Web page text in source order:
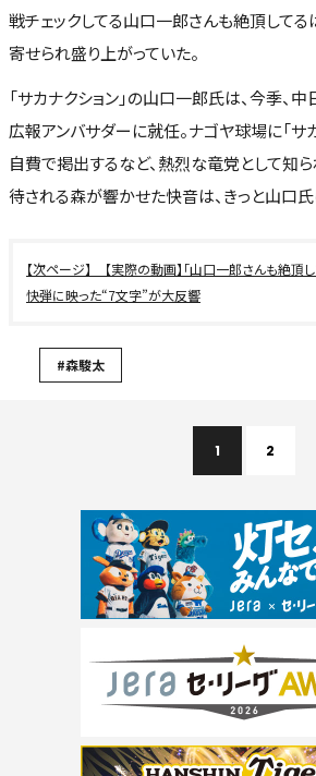
戦チェックしてる山口一郎さんも絶頂してる
寄せられ盛り上がっていた。
「サカナクション」の山口一郎氏は、今季、
広報アンバサダーに就任。ナゴヤ球場に「サ
自費で掲出するなど、熱烈な竜党として知
待される森が響かせた快音は、きっと山口
【実際の動画】「山口一郎さんも絶頂
快弾に映った“7文字”が大反響
#森駿太
1 2